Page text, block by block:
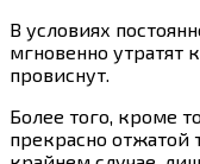
В условиях
мгновенно утратят
провиснут.
Более того, кроме
прекрасно отжатой